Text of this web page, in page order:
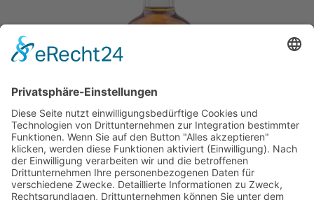
IN DEN WARENKORB
NATURLIKÖR 6ER €3,00 INKL. MWST.